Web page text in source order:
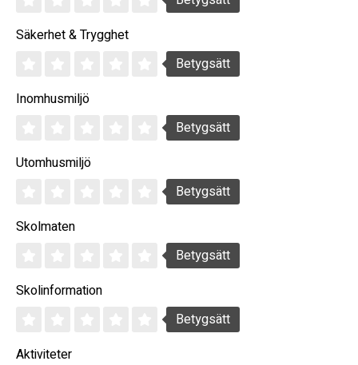
Säkerhet & Trygghet
Betygsätt
Inomhusmiljö
Betygsätt
Utomhusmiljö
Betygsätt
Skolmaten
Betygsätt
Skolinformation
Betygsätt
Aktiviteter